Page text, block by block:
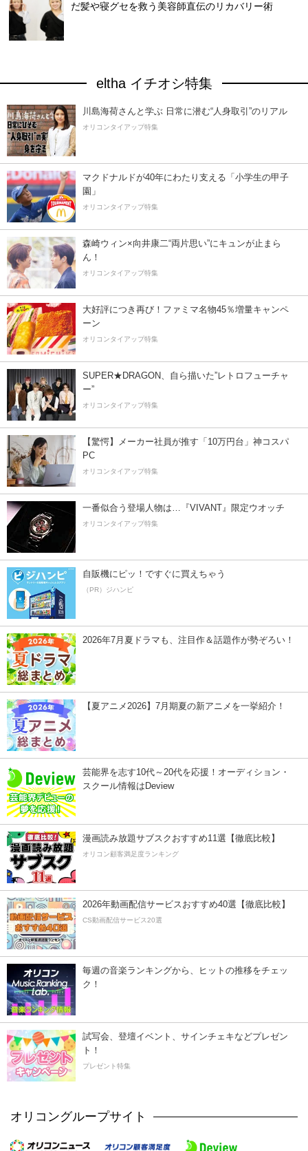
だ髪や寝グセを救う美容師直伝のリカバリー術
eltha イチオシ特集
川島海荷さんと学ぶ 日常に潜む“人身取引”のリアル
オリコンタイアップ特集
マクドナルドが40年にわたり支える「小学生の甲子
園」
オリコンタイアップ特集
森崎ウィン×向井康二“両片思い”にキュンが止まら
ん！
オリコンタイアップ特集
大好評につき再び！ファミマ名物45％増量キャンペ
ーン
オリコンタイアップ特集
SUPER★DRAGON、自ら描いた”レトロフューチャ
ー”
オリコンタイアップ特集
【驚愕】メーカー社員が推す「10万円台」神コスパ
PC
オリコンタイアップ特集
一番似合う登場人物は…『VIVANT』限定ウオッチ
オリコンタイアップ特集
自販機にピッ！ですぐに買えちゃう
（PR）ジハンピ
2026年7月夏ドラマも、注目作＆話題作が勢ぞろい！
【夏アニメ2026】7月期夏の新アニメを一挙紹介！
芸能界を志す10代～20代を応援！オーディション・
スクール情報はDeview
漫画読み放題サブスクおすすめ11選【徹底比較】
オリコン顧客満足度ランキング
2026年動画配信サービスおすすめ40選【徹底比較】
CS動画配信サービス20選
毎週の音楽ランキングから、ヒットの推移をチェッ
ク！
試写会、登壇イベント、サインチェキなどプレゼン
ト！
プレゼント特集
オリコングループサイト